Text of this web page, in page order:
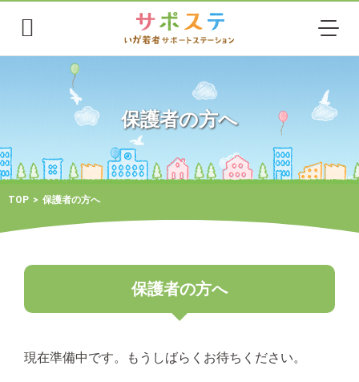
保護者の方へ
TOP 保護者の方へ
保護者の方へ
現在準備中です。もうしばらくお待ちください。